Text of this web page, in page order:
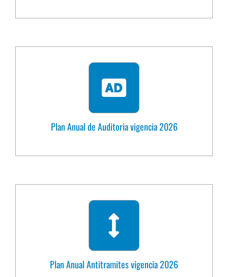
Plan Anual de Auditoria vigencia 2026
Plan Anual Antitramites vigencia 2026